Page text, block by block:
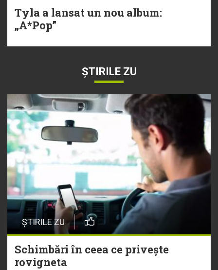
Tyla a lansat un nou album:
„A*Pop”
ȘTIRILE ZU
ȘTIRILE ZU
Schimbări în ceea ce privește
rovigneta